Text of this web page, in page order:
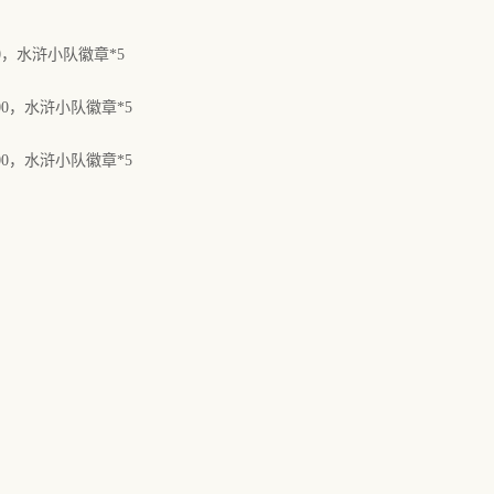
水浒小队徽章*5
，水浒小队徽章*5
，水浒小队徽章*5